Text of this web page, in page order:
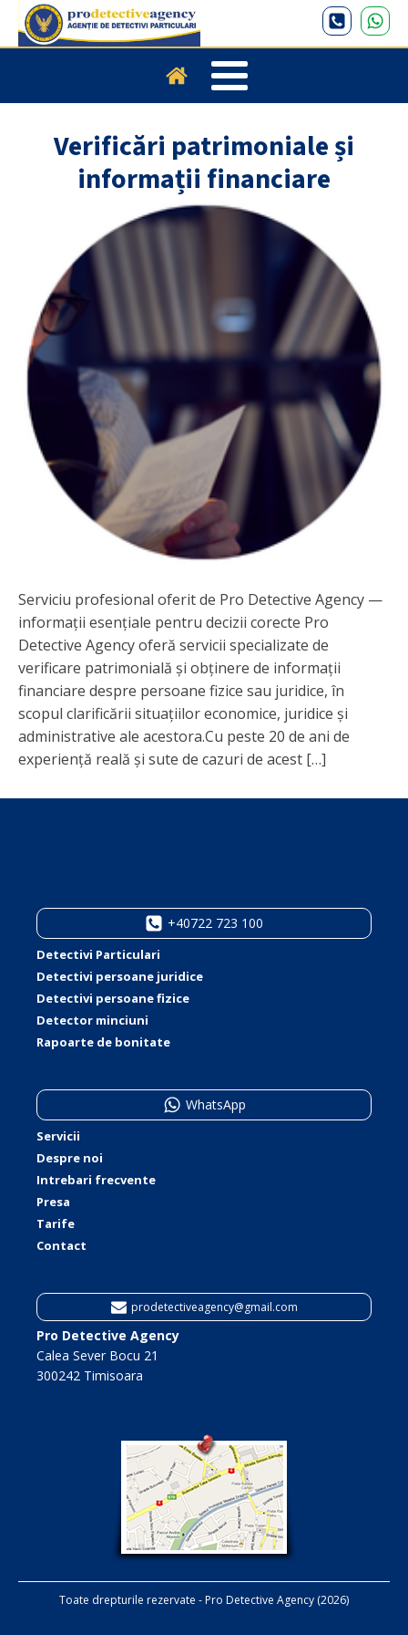
Verificări patrimoniale și
informații financiare
Serviciu profesional oferit de Pro Detective Agency —
informații esențiale pentru decizii corecte Pro
Detective Agency oferă servicii specializate de
verificare patrimonială și obținere de informații
financiare despre persoane fizice sau juridice, în
scopul clarificării situațiilor economice, juridice și
administrative ale acestora.Cu peste 20 de ani de
experiență reală și sute de cazuri de acest […]
+40722 723 100
Detectivi Particulari
Detectivi persoane juridice
Detectivi persoane fizice
Detector minciuni
Rapoarte de bonitate
WhatsApp
Servicii
Despre noi
Intrebari frecvente
Presa
Tarife
Contact
prodetectiveagency@gmail.com
Pro Detective Agency
Calea Sever Bocu 21
300242 Timisoara
Toate drepturile rezervate - Pro Detective Agency (2026)